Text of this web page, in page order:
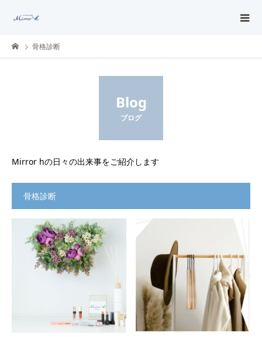
骨格診断
Blog
ブログ
Mirror hの日々の出来事をご紹介します
骨格診断